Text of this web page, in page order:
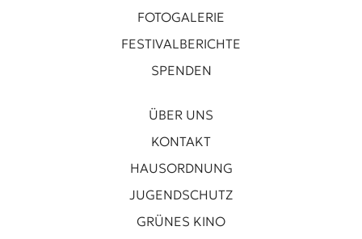
FOTOGALERIE
FESTIVALBERICHTE
SPENDEN
ÜBER UNS
KONTAKT
HAUSORDNUNG
JUGENDSCHUTZ
GRÜNES KINO